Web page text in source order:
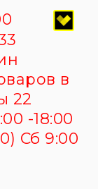
00
в
22
-18:00
Сб 9:00